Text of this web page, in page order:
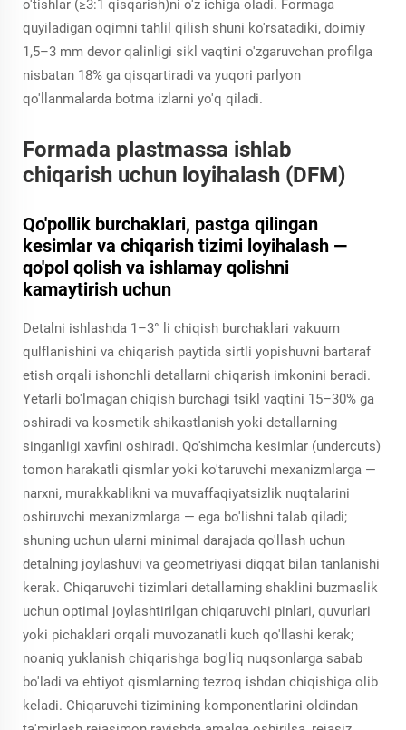
o'tishlar (≥3:1 qisqarish)ni o'z ichiga oladi. Formaga
quyiladigan oqimni tahlil qilish shuni ko'rsatadiki, doimiy
1,5–3 mm devor qalinligi sikl vaqtini o'zgaruvchan profilga
nisbatan 18% ga qisqartiradi va yuqori parlyon
qo'llanmalarda botma izlarni yo'q qiladi.
Formada plastmassa ishlab
chiqarish uchun loyihalash (DFM)
Qo'pollik burchaklari, pastga qilingan
kesimlar va chiqarish tizimi loyihalash —
qo'pol qolish va ishlamay qolishni
kamaytirish uchun
Detalni ishlashda 1–3° li chiqish burchaklari vakuum
qulflanishini va chiqarish paytida sirtli yopishuvni bartaraf
etish orqali ishonchli detallarni chiqarish imkonini beradi.
Yetarli bo'lmagan chiqish burchagi tsikl vaqtini 15–30% ga
oshiradi va kosmetik shikastlanish yoki detallarning
singanligi xavfini oshiradi. Qo'shimcha kesimlar (undercuts)
tomon harakatli qismlar yoki ko'taruvchi mexanizmlarga —
narxni, murakkablikni va muvaffaqiyatsizlik nuqtalarini
oshiruvchi mexanizmlarga — ega bo'lishni talab qiladi;
shuning uchun ularni minimal darajada qo'llash uchun
detalning joylashuvi va geometriyasi diqqat bilan tanlanishi
kerak. Chiqaruvchi tizimlari detallarning shaklini buzmaslik
uchun optimal joylashtirilgan chiqaruvchi pinlari, quvurlari
yoki pichaklari orqali muvozanatli kuch qo'llashi kerak;
noaniq yuklanish chiqarishga bog'liq nuqsonlarga sabab
bo'ladi va ehtiyot qismlarning tezroq ishdan chiqishiga olib
keladi. Chiqaruvchi tizimining komponentlarini oldindan